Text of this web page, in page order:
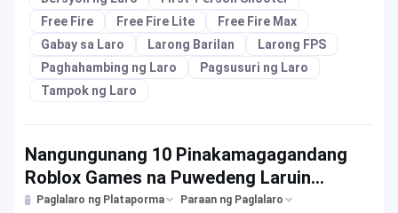
Free Fire
Free Fire Lite
Free Fire Max
Gabay sa Laro
Larong Barilan
Larong FPS
Paghahambing ng Laro
Pagsusuri ng Laro
Tampok ng Laro
Nangungunang 10 Pinakamagagandang
Roblox Games na Puwedeng Laruin
Kasama ang Mga Kaibigan at Pamilya sa
Paglalaro ng Plataporma
Paraan ng Paglalaro